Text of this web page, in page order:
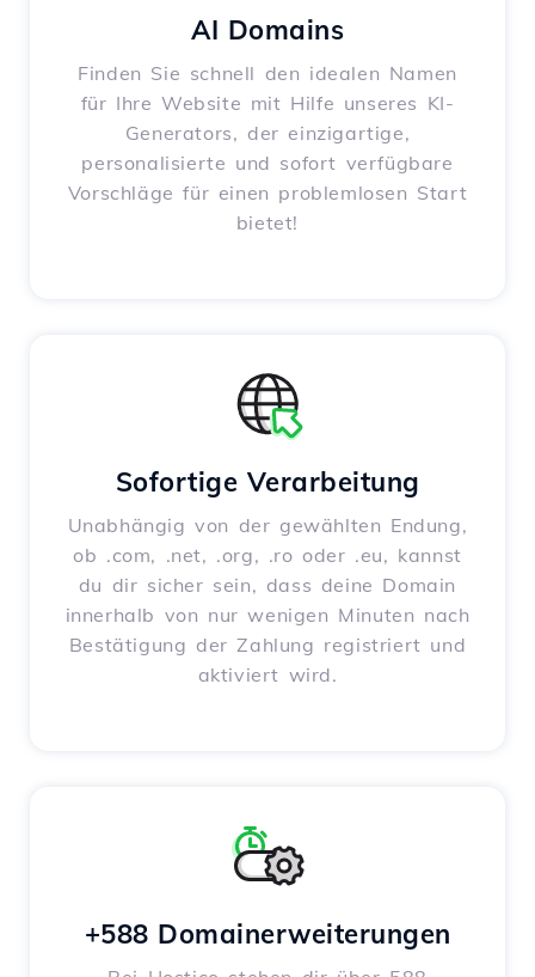
AI Domains
Finden Sie schnell den idealen Namen
für Ihre Website mit Hilfe unseres KI-
Generators, der einzigartige,
personalisierte und sofort verfügbare
Vorschläge für einen problemlosen Start
bietet!
Sofortige Verarbeitung
Unabhängig von der gewählten Endung,
ob .com, .net, .org, .ro oder .eu, kannst
du dir sicher sein, dass deine Domain
innerhalb von nur wenigen Minuten nach
Bestätigung der Zahlung registriert und
aktiviert wird.
+588 Domainerweiterungen